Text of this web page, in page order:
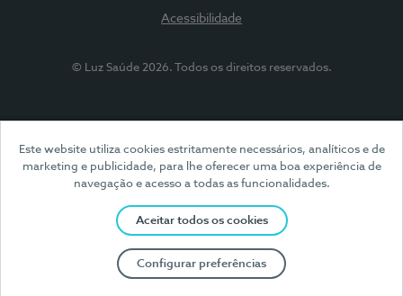
Este website utiliza cookies estritamente necessários, analíticos e de
marketing e publicidade, para lhe oferecer uma boa experiência de
navegação e acesso a todas as funcionalidades.
Aceitar todos os cookies
Configurar preferências
Acessibilidade
© Luz Saúde 2026. Todos os direitos reservados.